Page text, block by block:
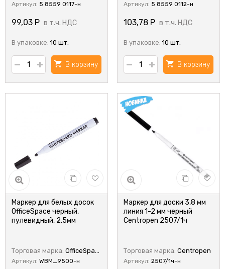
Артикул: 5 8559 0117-н
99,03 Р в т.ч. НДС
В упаковке: 10 шт.
В корзину
Артикул: 5 8559 0112-н
103,78 Р в т.ч. НДС
В упаковке: 10 шт.
В корзину
Маркер для белых досок
OfficeSpace черный,
пулевидный, 2,5мм
Торговая марка: OfficeSpace
Артикул: WBM_9500-н
Маркер для доски 3,8 мм
линия 1-2 мм черный
Centropen 2507/1ч
Торговая марка: Centropen
Артикул: 2507/1ч-н